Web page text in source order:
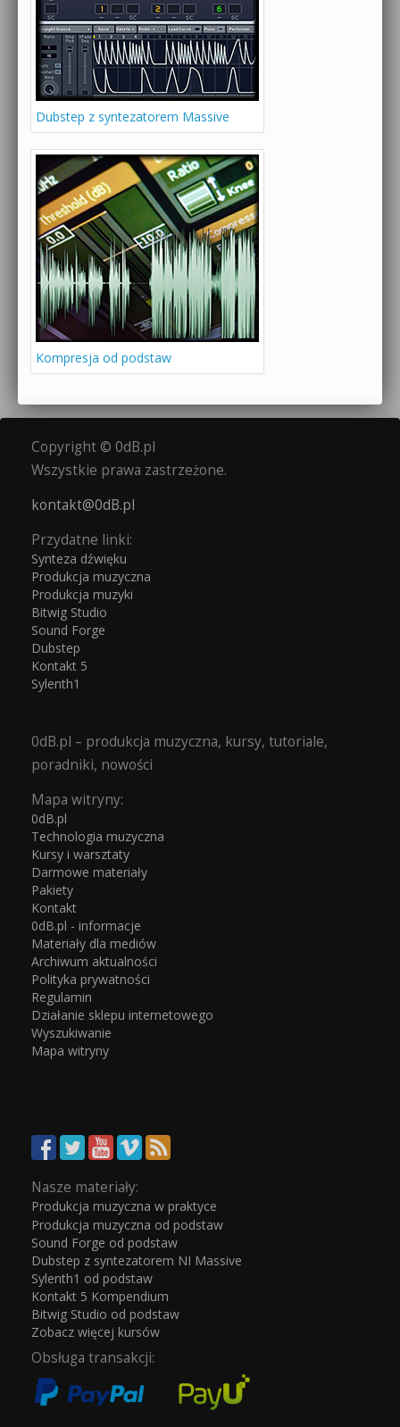
Dubstep z syntezatorem Massive
Kompresja od podstaw
Copyright © 0dB.pl
Wszystkie prawa zastrzeżone.
kontakt@0dB.pl
Przydatne linki:
Synteza dźwięku
Produkcja muzyczna
Produkcja muzyki
Bitwig Studio
Sound Forge
Dubstep
Kontakt 5
Sylenth1
0dB.pl – produkcja muzyczna, kursy, tutoriale,
poradniki, nowości
Mapa witryny:
0dB.pl
Technologia muzyczna
Kursy i warsztaty
Darmowe materiały
Pakiety
Kontakt
0dB.pl - informacje
Materiały dla mediów
Archiwum aktualności
Polityka prywatności
Regulamin
Działanie sklepu internetowego
Wyszukiwanie
Mapa witryny
Nasze materiały:
Produkcja muzyczna w praktyce
Produkcja muzyczna od podstaw
Sound Forge od podstaw
Dubstep z syntezatorem NI Massive
Sylenth1 od podstaw
Kontakt 5 Kompendium
Bitwig Studio od podstaw
Zobacz więcej kursów
Obsługa transakcji: